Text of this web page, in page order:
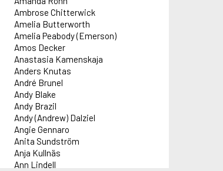
Ambrose Chitterwick
Amelia Butterworth
Amelia Peabody (Emerson)
Amos Decker
Anastasia Kamenskaja
Anders Knutas
André Brunel
Andy Blake
Andy Brazil
Andy (Andrew) Dalziel
Angie Gennaro
Anita Sundström
Anja Kullnäs
Ann Lindell